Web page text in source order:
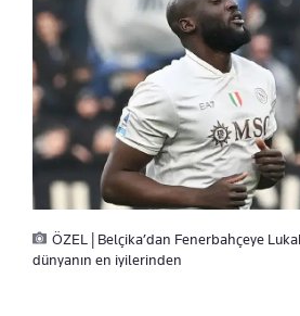
ÖZEL | Belçika’dan Fenerbahçeye
dünyanın en iyilerinden